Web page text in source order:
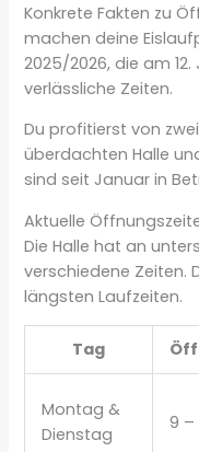
Konkrete Fakten zu
machen deine
2025/2026, die am
verlässliche Zeiten.
Du profitierst von
überdachten Halle
sind seit Januar in
Aktuelle
Die Halle hat an
verschiedene Zeiten.
längsten Laufzeiten.
Tag
Montag &
Dienstag
9 –